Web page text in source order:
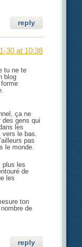
reply
30 at 10:38
tu ne te
blog
forme
ça ne
des gens qui
les
vers le bas.
pas
le monde.
plus les
de
les
ton
de
reply